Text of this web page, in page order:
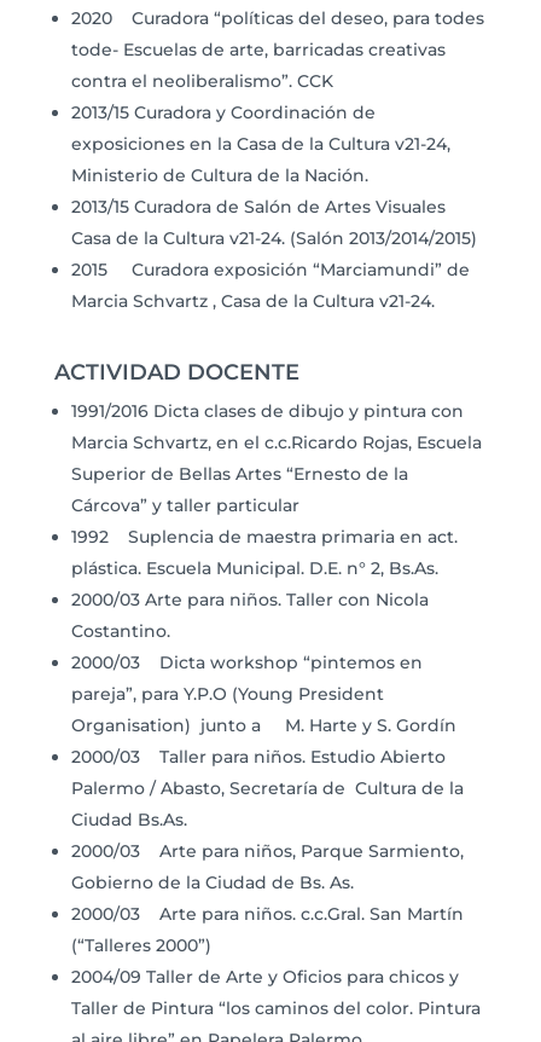
2020 Curadora “políticas del deseo, para todes
tode- Escuelas de arte, barricadas creativas
contra el neoliberalismo”. CCK
2013/15 Curadora y Coordinación de
exposiciones en la Casa de la Cultura v21-24,
Ministerio de Cultura de la Nación.
2013/15 Curadora de Salón de Artes Visuales
Casa de la Cultura v21-24. (Salón 2013/2014/2015)
2015 Curadora exposición “Marciamundi” de
Marcia Schvartz , Casa de la Cultura v21-24.
ACTIVIDAD DOCENTE
1991/2016 Dicta clases de dibujo y pintura con
Marcia Schvartz, en el c.c.Ricardo Rojas, Escuela
Superior de Bellas Artes “Ernesto de la
Cárcova” y taller particular
1992 Suplencia de maestra primaria en act.
plástica. Escuela Municipal. D.E. n° 2, Bs.As.
2000/03 Arte para niños. Taller con Nicola
Costantino.
2000/03 Dicta workshop “pintemos en
pareja”, para Y.P.O (Young President
Organisation) junto a M. Harte y S. Gordín
2000/03 Taller para niños. Estudio Abierto
Palermo / Abasto, Secretaría de Cultura de la
Ciudad Bs.As.
2000/03 Arte para niños, Parque Sarmiento,
Gobierno de la Ciudad de Bs. As.
2000/03 Arte para niños. c.c.Gral. San Martín
(“Talleres 2000”)
2004/09 Taller de Arte y Oficios para chicos y
Taller de Pintura “los caminos del color. Pintura